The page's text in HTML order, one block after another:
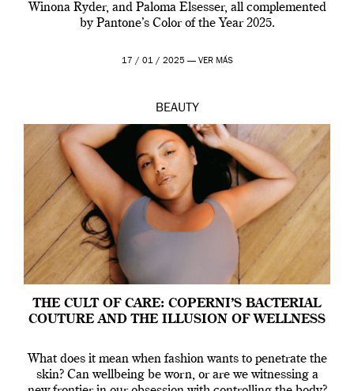
Winona Ryder, and Paloma Elsesser, all complemented
by Pantone’s Color of the Year 2025.
17 / 01 / 2025 — VER MÁS
BEAUTY
THE CULT OF CARE: COPERNI’S BACTERIAL
COUTURE AND THE ILLUSION OF WELLNESS
What does it mean when fashion wants to penetrate the
skin? Can wellbeing be worn, or are we witnessing a